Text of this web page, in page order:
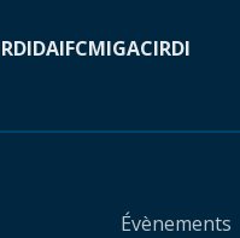
IDAIFCMIGACIRDI
Évènements